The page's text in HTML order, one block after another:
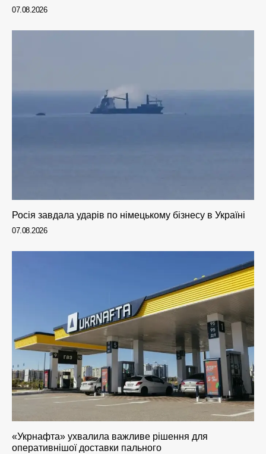
07.08.2026
Росія завдала ударів по німецькому бізнесу в Україні
07.08.2026
«Укрнафта» ухвалила важливе рішення для
оперативнішої доставки пального